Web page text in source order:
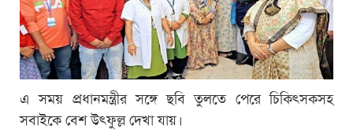
এ সময় প্রধানমন্ত্রীর সঙ্গে ছবি তুলতে পেরে চিকিৎসকসহ
সবাইকে বেশ উৎফুল্ল দেখা যায়।